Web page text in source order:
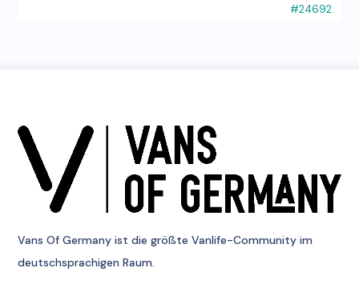
#24692
Vans Of Germany ist die größte Vanlife-Community im
deutschsprachigen Raum.